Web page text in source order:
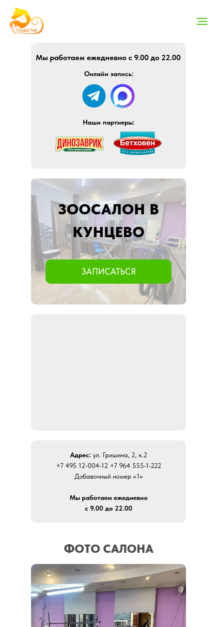
Наши партнеры:
Онлайн запись:
Мы работаем ежедневно с 9.00 до 22.00
ЗООСАЛОН В
КУНЦЕВО
ЗАПИСАТЬСЯ
Адрес: ул. Гришина, 2, к.2
+7 495 12-004-12 +7 964 555-1-222
Добавочный номер «1»
Мы работаем ежедневно
с 9.00 до 22.00
ФОТО САЛОНА